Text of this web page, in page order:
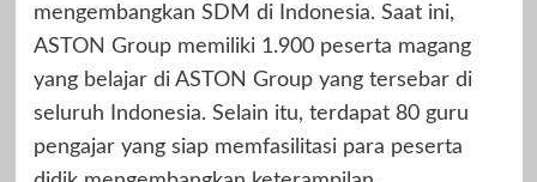
mengembangkan SDM di Indonesia. Saat ini,
ASTON Group memiliki 1.900 peserta magang
yang belajar di ASTON Group yang tersebar di
seluruh Indonesia. Selain itu, terdapat 80 guru
pengajar yang siap memfasilitasi para peserta